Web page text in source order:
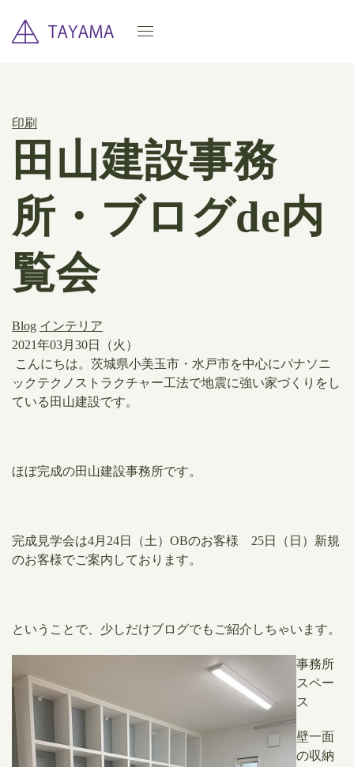
印刷
田山建設事務
所・ブログde内
覧会
Blog インテリア
2021年03月30日（火）
こんにちは。茨城県小美玉市・水戸市を中心にパナソニ
ックテクノストラクチャー工法で地震に強い家づくりをし
ている田山建設です。
ほぼ完成の田山建設事務所です。
完成見学会は4月24日（土）OBのお客様 25日（日）新規
のお客様でご案内しております。
ということで、少しだけブログでもご紹介しちゃいます。
事務所
スペー
ス
壁一面
の収納